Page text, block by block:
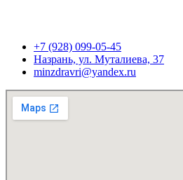
+7 (928) 099-05-45
Назрань, ул. Муталиева, 37
minzdravri@yandex.ru